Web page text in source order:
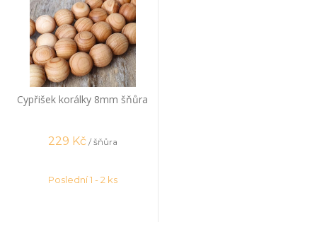
Cypřišek korálky 8mm šňůra
229 Kč / šňůra
Poslední 1 - 2 ks